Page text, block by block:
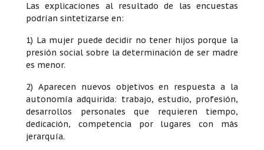
Las explicaciones al resultado de las encuestas
podrían sintetizarse en:
1) La mujer puede decidir no tener hijos porque la
presión social sobre la determinación de ser madre
es menor.
2) Aparecen nuevos objetivos en respuesta a la
autonomía adquirida: trabajo, estudio, profesión,
desarrollos personales que requieren tiempo,
dedicación, competencia por lugares con más
jerarquía.